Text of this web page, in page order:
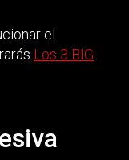
el
Los 3 BIG